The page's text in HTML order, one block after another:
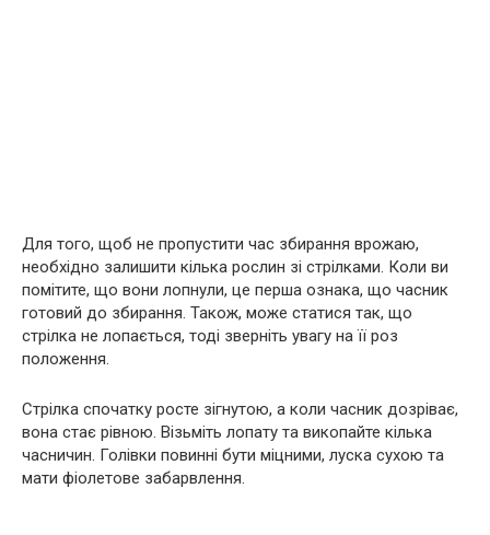
Для того, щоб не пропустити час збирання врожаю,
необхідно залишити кілька рослин зі стрілками. Коли ви
помітите, що вони лопнули, це перша ознака, що часник
готовий до збирання. Також, може статися так, що
стрілка не лопається, тоді зверніть увагу на її роз
положення.
Стрілка спочатку росте зігнутою, а коли часник дозріває,
вона стає рівною. Візьміть лопату та викопайте кілька
часничин. Голівки повинні бути міцними, луска сухою та
мати фіолетове забарвлення.